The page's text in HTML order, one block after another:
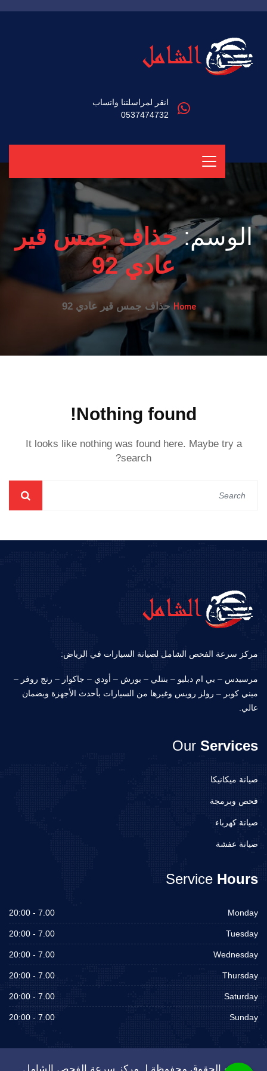
انقر لمراسلتنا واتساب
0537474732
الوسم:حذاف جمس قير
عادي 92
Homeحذاف جمس قير عادي 92
Nothing found!
It looks like nothing was found here. Maybe try a
search?
مركز سرعة الفحص الشامل لصيانة السيارات في الرياض:
مرسيدس – بي ام دبليو – بنتلي – بورش – أودي – جاكوار – رنج روفر –
ميني كوبر – رولز رويس وغيرها من السيارات بأحدث الأجهزة وبضمان
عالي.
Our Services
صيانة ميكانيكا
فحص وبرمجة
صيانة كهرباء
صيانة عفشة
Service Hours
Monday
7.00 - 20:00
Tuesday
7.00 - 20:00
Wednesday
7.00 - 20:00
Thursday
7.00 - 20:00
Saturday
7.00 - 20:00
Sunday
7.00 - 20:00